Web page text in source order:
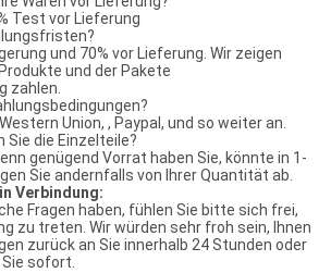
Test vor Lieferung
und 70% vor Lieferung. Wir zeigen
und der Pakete
zahlen.
Union, , Paypal, und so weiter an.
Sie die Einzelteile?
genügend Vorrat haben Sie, könnte in 1-
Sie andernfalls von Ihrer Quantität ab.
Verbindung:
Fragen haben, fühlen Sie bitte sich frei,
zu treten. Wir würden sehr froh sein, Ihnen
zurück an Sie innerhalb 24 Stunden oder
sofort.